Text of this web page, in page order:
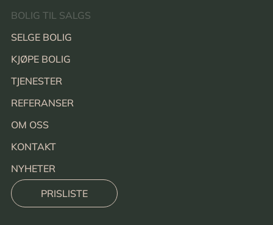
BOLIG TIL SALGS
SELGE BOLIG
KJØPE BOLIG
TJENESTER
REFERANSER
OM OSS
KONTAKT
NYHETER
PRISLISTE